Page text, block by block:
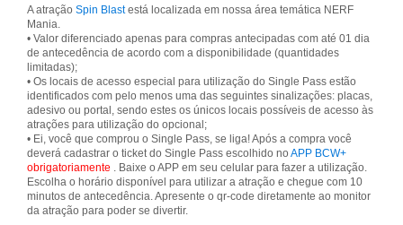
A atração Spin Blastestá localizada em nossa área temática NERF
Mania.
• Valor diferenciado apenas para compras antecipadas com até 01 dia
de antecedência de acordo com a disponibilidade (quantidades
limitadas);
• Os locais de acesso especial para utilização do Single Pass estão
identificados com pelo menos uma das seguintes sinalizações: placas,
adesivo ou portal, sendo estes os únicos locais possíveis de acesso às
atrações para utilização do opcional;
• Ei, você que comprou o Single Pass, se liga! Após a compra você
deverá cadastrar o ticket do Single Pass escolhido no APP BCW+
obrigatoriamente . Baixe o APP em seu celular para fazer a utilização.
Escolha o horário disponível para utilizar a atração e chegue com 10
minutos de antecedência. Apresente o qr-code diretamente ao monitor
da atração para poder se divertir.